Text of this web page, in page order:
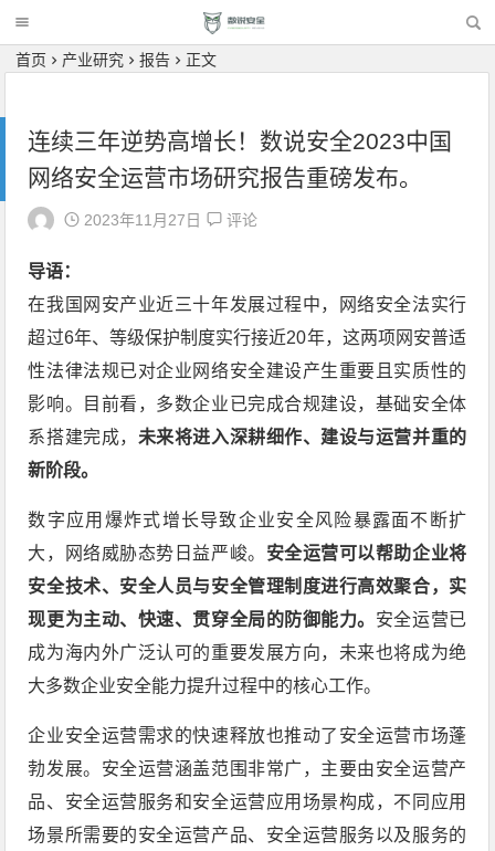
首页 产业研究 报告 正文
连续三年逆势高增长！数说安全2023中国
网络安全运营市场研究报告重磅发布。
2023年11月27日 评论
导语：
在我国网安产业近三十年发展过程中，网络安全法实行
超过6年、等级保护制度实行接近20年，这两项网安普适
性法律法规已对企业网络安全建设产生重要且实质性的
影响。目前看，多数企业已完成合规建设，基础安全体
系搭建完成， 未来将进入深耕细作、建设与运营并重的
新阶段。
数字应用爆炸式增长导致企业安全风险暴露面不断扩
大，网络威胁态势日益严峻。 安全运营可以帮助企业将
安全技术、安全人员与安全管理制度进行高效聚合，实
现更为主动、快速、贯穿全局的防御能力。 安全运营已
成为海内外广泛认可的重要发展方向，未来也将成为绝
大多数企业安全能力提升过程中的核心工作。
企业安全运营需求的快速释放也推动了安全运营市场蓬
勃发展。安全运营涵盖范围非常广，主要由安全运营产
品、安全运营服务和安全运营应用场景构成，不同应用
场景所需要的安全运营产品、安全运营服务以及服务的